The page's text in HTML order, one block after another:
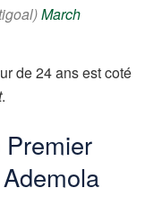
March
de 24 ans est coté
.